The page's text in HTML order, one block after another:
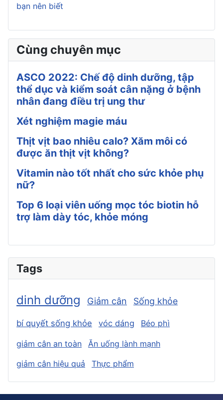
bạn nên biết
Cùng chuyên mục
ASCO 2022: Chế độ dinh dưỡng, tập
thể dục và kiểm soát cân nặng ở bệnh
nhân đang điều trị ung thư
Xét nghiệm magie máu
Thịt vịt bao nhiêu calo? Xăm môi có
được ăn thịt vịt không?
Vitamin nào tốt nhất cho sức khỏe phụ
nữ?
Top 6 loại viên uống mọc tóc biotin hỗ
trợ làm dày tóc, khỏe móng
Tags
dinh dưỡng Giảm cân Sống khỏe
bí quyết sống khỏe vóc dáng Béo phì
giảm cân an toàn
Ăn uống lành mạnh
giảm cân hiệu quả
Thực phẩm